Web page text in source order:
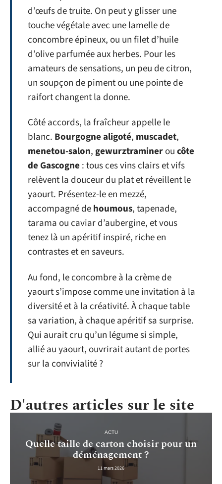
d’œufs de truite. On peut y glisser une
touche végétale avec une lamelle de
concombre épineux, ou un filet d’huile
d’olive parfumée aux herbes. Pour les
amateurs de sensations, un peu de citron,
un soupçon de piment ou une pointe de
raifort changent la donne.
Côté accords, la fraîcheur appelle le
blanc. Bourgogne aligoté, muscadet,
menetou-salon,gewurztramineroucôte
de Gascogne : tous ces vins clairs et vifs
relèvent la douceur du plat et réveillent le
yaourt. Présentez-le en mezzé,
accompagné dehoumous, tapenade,
tarama ou caviar d’aubergine, et vous
tenez là un apéritif inspiré, riche en
contrastes et en saveurs.
Au fond, le concombre à la crème de
yaourt s’impose comme une invitation à la
diversité et à la créativité. À chaque table
sa variation, à chaque apéritif sa surprise.
Qui aurait cru qu’un légume si simple,
allié au yaourt, ouvrirait autant de portes
sur la convivialité ?
D'autres articles sur le site
ACTU
Quelle taille de carton choisir pour un
déménagement ?
11 mars 2026